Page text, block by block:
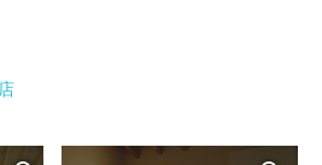
写真を拡大する